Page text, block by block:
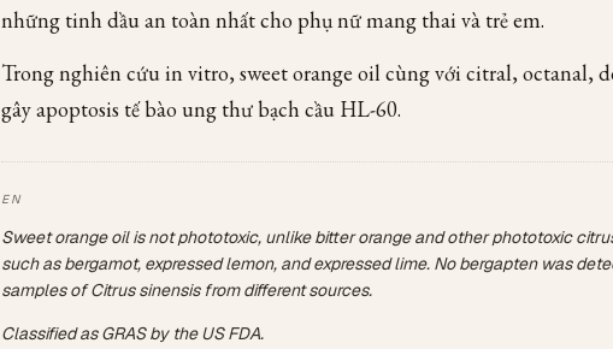
những tinh dầu an toàn nhất cho phụ nữ mang thai và trẻ em.
Trong nghiên cứu in vitro, sweet orange oil cùng với citral, octanal,
gây apoptosis tế bào ung thư bạch cầu HL-60.
Sweet orange oil is not phototoxic, unlike bitter orange and other phototoxic
such as bergamot, expressed lemon, and expressed lime. No bergapten was
samples of Citrus sinensis from different sources.
Classified as GRAS by the US FDA.